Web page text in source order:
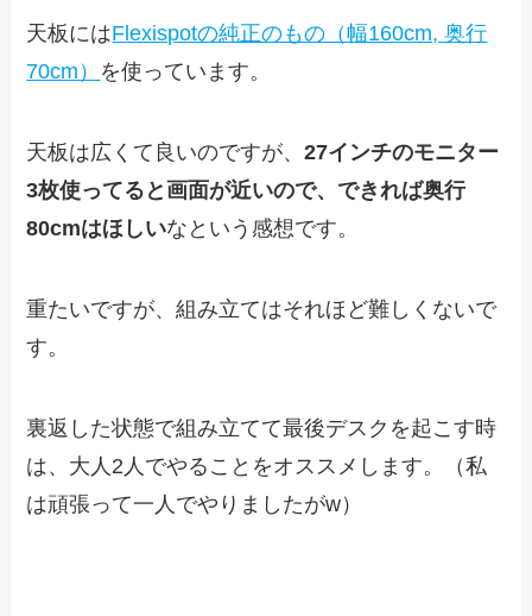
天板にはFlexispotの純正のもの（幅160cm, 奥行
70cm） を使っています。
天板は広くて良いのですが、27インチのモニター
3枚使ってると画面が近いので、できれば奥行
80cmはほしいなという感想です。
重たいですが、組み立てはそれほど難しくないで
す。
裏返した状態で組み立てて最後デスクを起こす時
は、大人2人でやることをオススメします。（私
は頑張って一人でやりましたがw）